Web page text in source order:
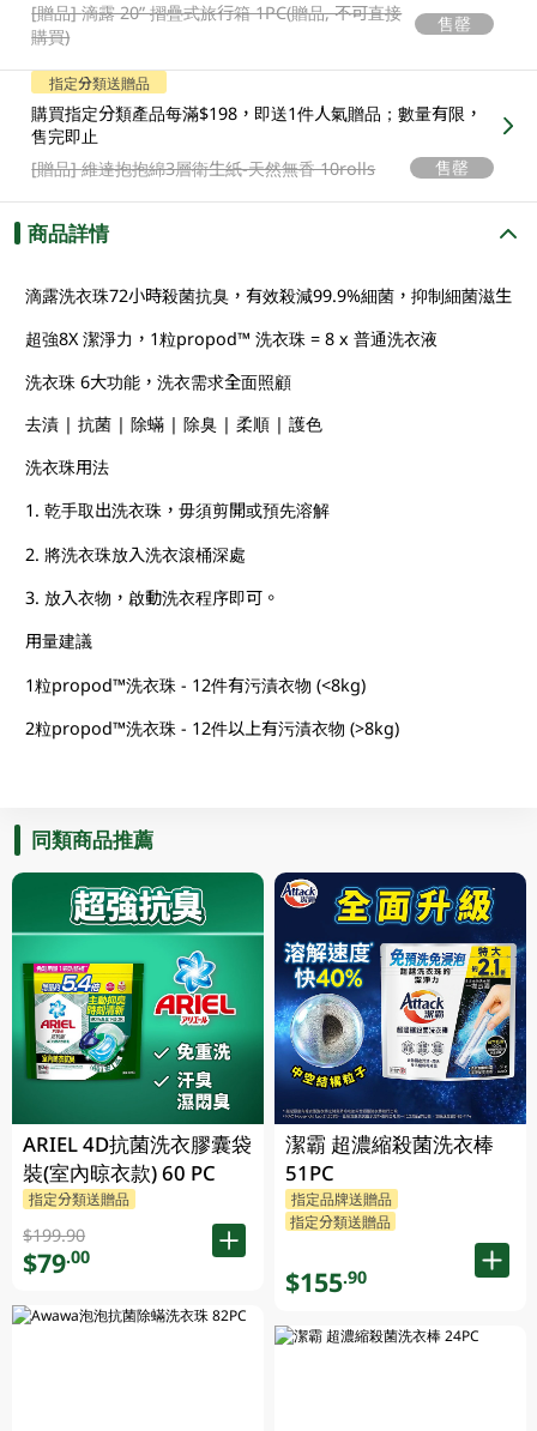
[贈品]滴露 20” 摺疊式旅行箱 1PC(贈品, 不可直接
購買)
售罄
指定分類送贈品
購買指定分類產品每滿$198，即送1件人氣贈品；數量有限，
售完即止
[贈品]維達抱抱綿3層衛生紙-天然無香 10rolls 售罄
商品詳情
滴露洗衣珠72小時殺菌抗臭，有效殺減99.9%細菌，抑制細菌滋生
超強8X 潔淨力，1粒propod™ 洗衣珠 = 8 x 普通洗衣液
洗衣珠 6大功能，洗衣需求全面照顧
去漬 | 抗菌 | 除蟎 | 除臭 | 柔順 | 護色
洗衣珠用法
1. 乾手取出洗衣珠，毋須剪開或預先溶解
2. 將洗衣珠放入洗衣滾桶深處
3. 放入衣物，啟動洗衣程序即可。
用量建議
1粒propod™洗衣珠 - 12件有污漬衣物 (<8kg)
2粒propod™洗衣珠 - 12件以上有污漬衣物 (>8kg)
同類商品推薦
ARIEL 4D抗菌洗衣膠囊袋
裝(室內晾衣款) 60 PC
指定分類送贈品
$199.90
$79.00
潔霸 超濃縮殺菌洗衣棒
51PC
指定品牌送贈品
指定分類送贈品
$155.90